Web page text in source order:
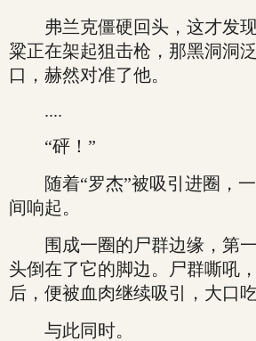
弗兰克僵硬回头，这才发现
粱正在架起狙击枪，那黑洞洞
口，赫然对准了他。
....
“砰！”
随着“罗杰”被吸引进圈，一
间响起。
围成一圈的尸群边缘，第一
头倒在了它的脚边。尸群嘶吼
后，便被血肉继续吸引，大口吃
与此同时。